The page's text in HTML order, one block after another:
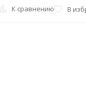
К сравнению В